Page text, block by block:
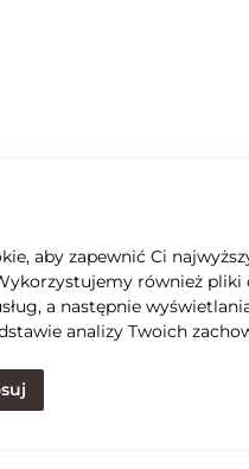
aby zapewnić Ci
również pliki
a następnie
analizy Twoich